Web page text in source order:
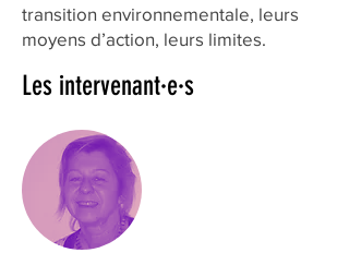
transition environnementale, leurs
moyens d’action, leurs limites.
Les intervenant·e·s